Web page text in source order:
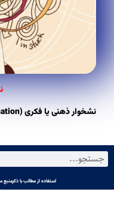
نشخوار ذهنی یا فکری (Rumination)
استفاده از مطالب با ذکرمنبع